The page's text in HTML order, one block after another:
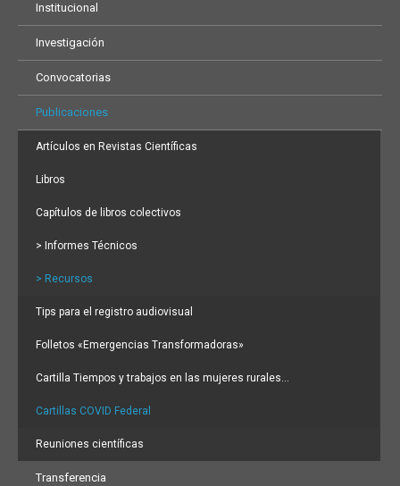
Institucional
Investigación
Convocatorias
Publicaciones
Artículos en Revistas Científicas
Libros
Capítulos de libros colectivos
> Informes Técnicos
> Recursos
Tips para el registro audiovisual
Folletos «Emergencias Transformadoras»
Cartilla Tiempos y trabajos en las mujeres rurales…
Cartillas COVID Federal
Reuniones científicas
Transferencia